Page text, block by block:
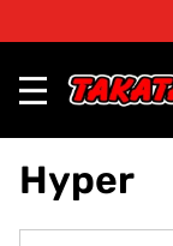
Hyper